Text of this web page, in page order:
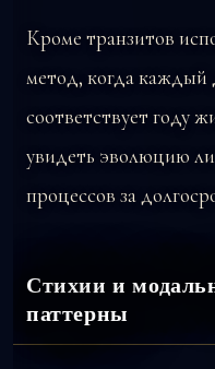
Кроме транзитов
метод, когда каждый
соответствует году
увидеть эволюцию
процессов за
Стихии и
паттерны